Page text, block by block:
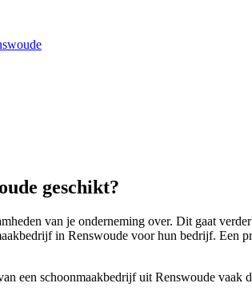
geschikt?
van je onderneming over. Dit gaat
in Renswoude voor hun bedrijf. Een
een schoonmaakbedrijf uit Renswoude